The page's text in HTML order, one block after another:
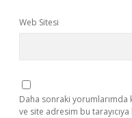
Web Sitesi
Daha sonraki yorumlarımda
ve site adresim bu